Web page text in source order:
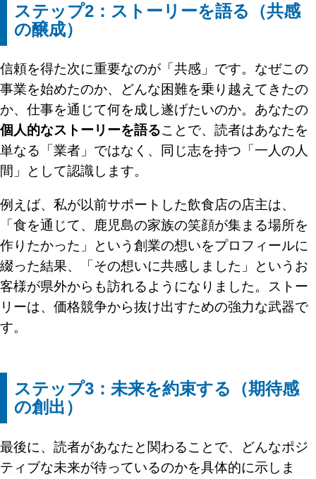
ステップ2：ストーリーを語る（共感
の醸成）
信頼を得た次に重要なのが「共感」です。なぜこの
事業を始めたのか、どんな困難を乗り越えてきたの
か、仕事を通じて何を成し遂げたいのか。あなたの
個人的なストーリーを語ることで、読者はあなたを
単なる「業者」ではなく、同じ志を持つ「一人の人
間」として認識します。
例えば、私が以前サポートした飲食店の店主は、
「食を通じて、鹿児島の家族の笑顔が集まる場所を
作りたかった」という創業の想いをプロフィールに
綴った結果、「その想いに共感しました」というお
客様が県外からも訪れるようになりました。ストー
リーは、価格競争から抜け出すための強力な武器で
す。
ステップ3：未来を約束する（期待感
の創出）
最後に、読者があなたと関わることで、どんなポジ
ティブな未来が待っているのかを具体的に示しま